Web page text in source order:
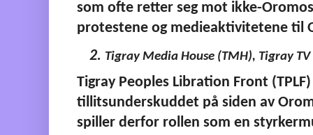
som ofte retter seg mot ikke-
protestene og medieaktivitetene til
Tigray Media House (TMH), Tigray
Tigray Peoples Libration Front
tillitsunderskuddet på siden av
spiller derfor rollen som en